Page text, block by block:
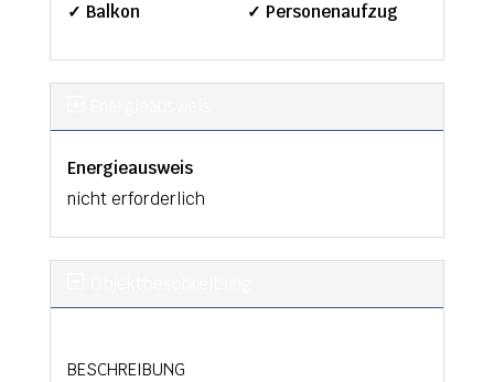
✓ Balkon ✓ Personenaufzug
Energieausweis
nicht erforderlich
BESCHREIBUNG